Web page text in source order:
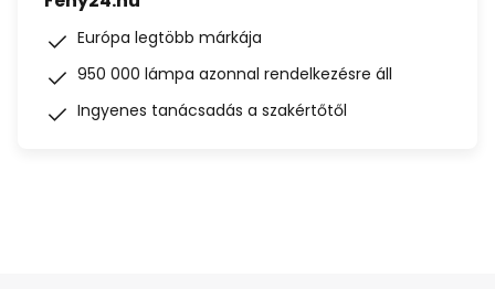
Európa legtöbb márkája
950 000 lámpa azonnal rendelkezésre áll
Ingyenes tanácsadás a szakértőtől